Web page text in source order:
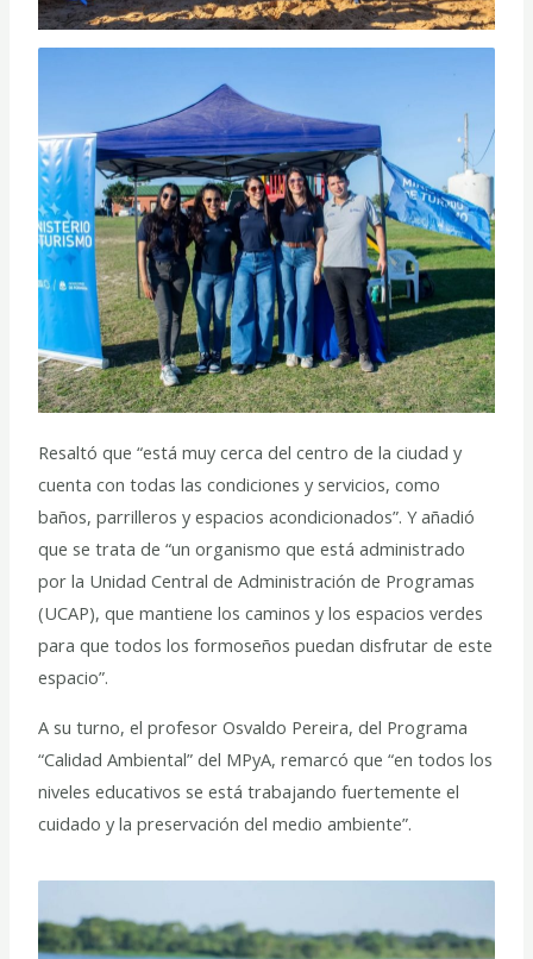
Resaltó que “está muy cerca del centro de la ciudad y
cuenta con todas las condiciones y servicios, como
baños, parrilleros y espacios acondicionados”. Y añadió
que se trata de “un organismo que está administrado
por la Unidad Central de Administración de Programas
(UCAP), que mantiene los caminos y los espacios verdes
para que todos los formoseños puedan disfrutar de este
espacio”.
A su turno, el profesor Osvaldo Pereira, del Programa
“Calidad Ambiental” del MPyA, remarcó que “en todos los
niveles educativos se está trabajando fuertemente el
cuidado y la preservación del medio ambiente”.